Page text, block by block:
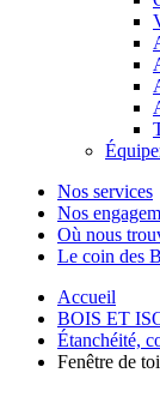
Nos services
Nos
Où nous
Le coin des
Accueil
BOIS ET
Étanchéité,
Fenêtre de